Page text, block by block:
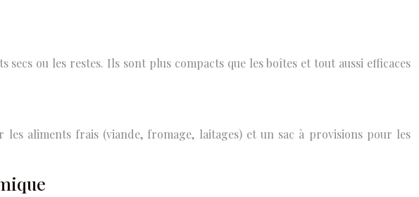
ou les restes. Ils sont plus compacts que les boîtes et tout aussi efficaces
aliments frais (viande, fromage, laitages) et un sac à provisions pour les